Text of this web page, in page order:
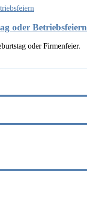
oder Betriebsfeiern
oder Firmenfeier.